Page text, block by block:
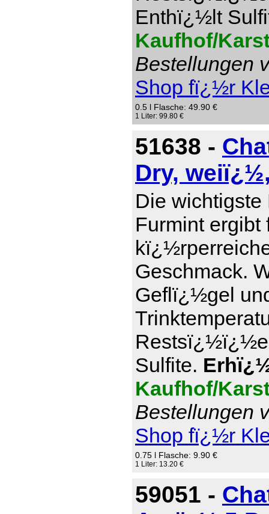
Enthï¿½lt
Kaufhof/
Bestellungen
Shop fï¿½r
0.5 l Flasche: 49.90 €
1 Liter: 99.80 €
51638 -
Dry,
Die wichtigste
Furmint ergibt
Geschmack.
Geflï¿½gel
Sulfite.
Kaufhof/
Bestellungen
Shop fï¿½r
0.75 l Flasche: 9.90 €
1 Liter: 13.20 €
59051 -